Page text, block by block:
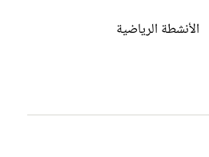
الأنشطة الرياضية